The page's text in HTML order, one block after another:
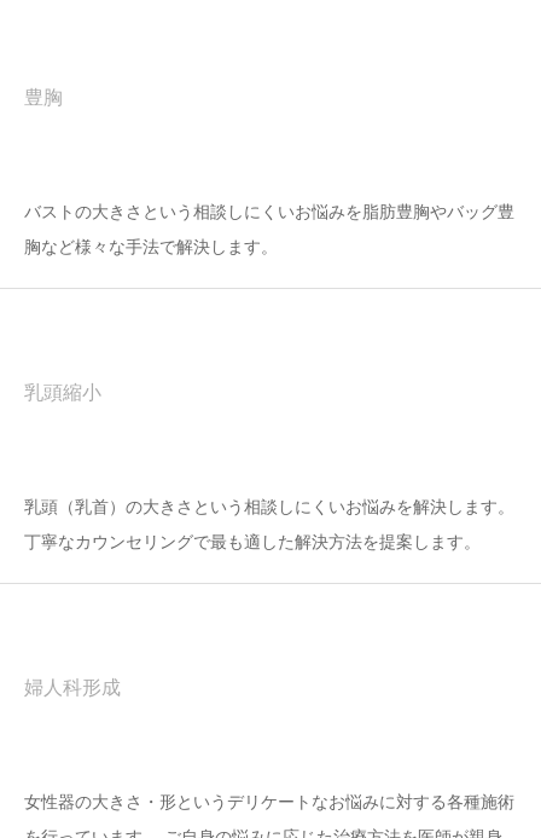
豊胸
バストの大きさという相談しにくいお悩みを脂肪豊胸やバッグ豊
胸など様々な手法で解決します。
乳頭縮小
乳頭（乳首）の大きさという相談しにくいお悩みを解決します。
丁寧なカウンセリングで最も適した解決方法を提案します。
婦人科形成
女性器の大きさ・形というデリケートなお悩みに対する各種施術